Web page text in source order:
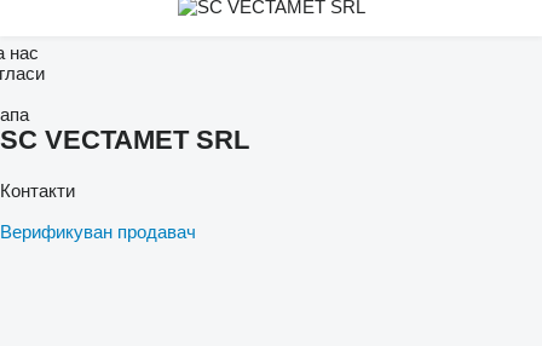
нас
SC VECTAMET SRL
Контакти
Верификуван продавач